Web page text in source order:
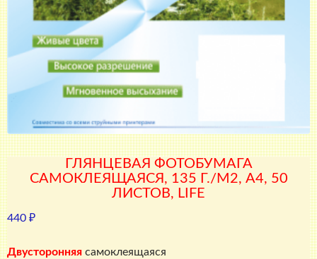
ГЛЯНЦЕВАЯ ФОТОБУМАГА
САМОКЛЕЯЩАЯСЯ, 135 Г./М2, A4, 50
ЛИСТОВ, LIFE
440 ₽
Двусторонняя самоклеящаяся